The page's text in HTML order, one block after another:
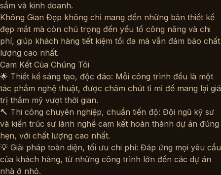
sắm và kinh doanh.
Không Gian Đẹp không chỉ mang đến những bản thiết kế
đẹp mắt mà còn chú trọng đến yếu tố công năng và chi
phí, giúp khách hàng tiết kiệm tối đa mà vẫn đảm bảo chất
lượng cao nhất.
Cam Kết Của Chúng Tôi
🌟 Thiết kế sáng tạo, độc đáo: Mỗi công trình đều là một
tác phẩm nghệ thuật, được chăm chút tỉ mỉ để mang lại giá
trị thẩm mỹ vượt thời gian.
🔨 Thi công chuyên nghiệp, chuẩn tiến độ: Đội ngũ kỹ sư
và kiến trúc sư lành nghề cam kết hoàn thành dự án đúng
hẹn, với chất lượng cao nhất.
💡 Giải pháp toàn diện, tối ưu chi phí: Đáp ứng mọi yêu cầu
của khách hàng, từ những công trình lớn đến các dự án
nhà ở nhỏ.